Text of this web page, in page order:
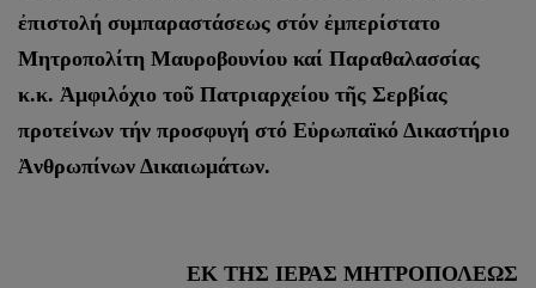
ἐπιστολή συμπαραστάσεως στόν ἐμπερίστατο
Μητροπολίτη Μαυροβουνίου καί Παραθαλασσίας
κ.κ. Ἀμφιλόχιο τοῦ Πατριαρχείου τῆς Σερβίας
προτείνων τήν προσφυγή στό Εὐρωπαϊκό Δικαστήριο
Ἀνθρωπίνων Δικαιωμάτων.
ΕΚ ΤΗΣ ΙΕΡΑΣ ΜΗΤΡΟΠΟΛΕΩΣ